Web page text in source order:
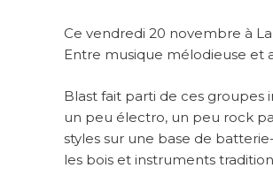
Ce vendredi 20 novembre à
Entre musique mélodieuse et
Blast fait parti de ces groupes
un peu électro, un peu rock
styles sur une base de
les bois et instruments